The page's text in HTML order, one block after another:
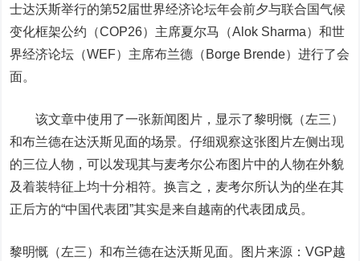
士达沃斯举行的第52届世界经济论坛年会前夕与联合国气候
变化框架公约（COP26）主席夏尔马（Alok Sharma）和世
界经济论坛（WEF）主席布兰德（Borge Brende）进行了会
面。
该文章中使用了一张新闻图片，显示了黎明慨（左三）
和布兰德在达沃斯见面的场景。仔细观察这张图片左侧出现
的三位人物，可以发现其与麦考尔公布图片中的人物在外貌
及着装特征上均十分相符。换言之，麦考尔所认为的坐在其
正后方的“中国代表团”其实是来自越南的代表团成员。
黎明慨（左三）和布兰德在达沃斯见面。图片来源：VGP越